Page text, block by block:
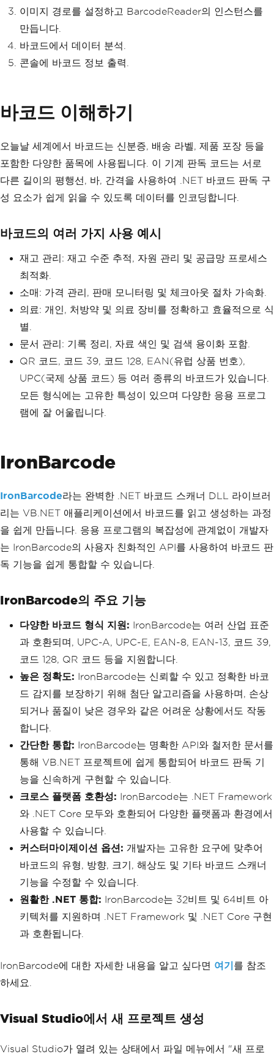
이미지 경로를 설정하고 BarcodeReader의 인스턴스를
만듭니다.
바코드에서 데이터 분석.
콘솔에 바코드 정보 출력.
바코드 이해하기
오늘날 세계에서 바코드는 신분증, 배송 라벨, 제품 포장 등을
포함한 다양한 품목에 사용됩니다. 이 기계 판독 코드는 서로
다른 길이의 평행선, 바, 간격을 사용하여 .NET 바코드 판독 구
성 요소가 쉽게 읽을 수 있도록 데이터를 인코딩합니다.
바코드의 여러 가지 사용 예시
재고 관리: 재고 수준 추적, 자원 관리 및 공급망 프로세스
최적화.
소매: 가격 관리, 판매 모니터링 및 체크아웃 절차 가속화.
의료: 개인, 처방약 및 의료 장비를 정확하고 효율적으로 식
별.
문서 관리: 기록 정리, 자료 색인 및 검색 용이화 포함.
QR 코드, 코드 39, 코드 128, EAN(유럽 상품 번호),
UPC(국제 상품 코드) 등 여러 종류의 바코드가 있습니다.
모든 형식에는 고유한 특성이 있으며 다양한 응용 프로그
램에 잘 어울립니다.
IronBarcode
IronBarcode라는 완벽한 .NET 바코드 스캐너 DLL 라이브러
리는 VB.NET 애플리케이션에서 바코드를 읽고 생성하는 과정
을 쉽게 만듭니다. 응용 프로그램의 복잡성에 관계없이 개발자
는 IronBarcode의 사용자 친화적인 API를 사용하여 바코드 판
독 기능을 쉽게 통합할 수 있습니다.
IronBarcode의 주요 기능
다양한 바코드 형식 지원: IronBarcode는 여러 산업 표준
과 호환되며, UPC-A, UPC-E, EAN-8, EAN-13, 코드 39,
코드 128, QR 코드 등을 지원합니다.
높은 정확도: IronBarcode는 신뢰할 수 있고 정확한 바코
드 감지를 보장하기 위해 첨단 알고리즘을 사용하며, 손상
되거나 품질이 낮은 경우와 같은 어려운 상황에서도 작동
합니다.
간단한 통합: IronBarcode는 명확한 API와 철저한 문서를
통해 VB.NET 프로젝트에 쉽게 통합되어 바코드 판독 기
능을 신속하게 구현할 수 있습니다.
크로스 플랫폼 호환성: IronBarcode는 .NET Framework
와 .NET Core 모두와 호환되어 다양한 플랫폼과 환경에서
사용할 수 있습니다.
커스터마이제이션 옵션: 개발자는 고유한 요구에 맞추어
바코드의 유형, 방향, 크기, 해상도 및 기타 바코드 스캐너
기능을 수정할 수 있습니다.
원활한 .NET 통합: IronBarcode는 32비트 및 64비트 아
키텍처를 지원하며 .NET Framework 및 .NET Core 구현
과 호환됩니다.
IronBarcode에 대한 자세한 내용을 알고 싶다면 여기 를 참조
하세요.
Visual Studio에서 새 프로젝트 생성
Visual Studio가 열려 있는 상태에서 파일 메뉴에서 "새 프로